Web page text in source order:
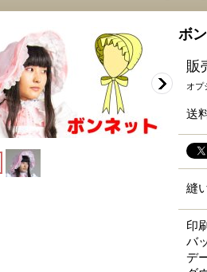
ボ
販
オプ
送
縫
印
バ
デ